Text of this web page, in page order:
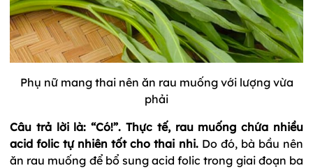
Phụ nữ mang thai nên ăn rau muống với lượng vừa
phải
Câu trả lời là: “Có!”. Thực tế, rau muống chứa nhiều
acid folic tự nhiên tốt cho thai nhi. Do đó, bà bầu nên
ăn rau muống để bổ sung acid folic trong giai đoạn ba